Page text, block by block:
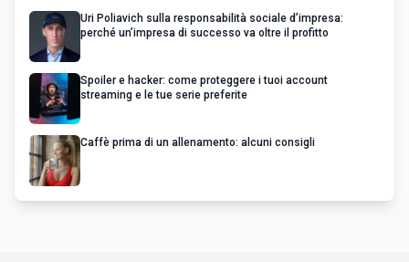
Uri Poliavich sulla responsabilità sociale d’impresa:
perché un’impresa di successo va oltre il profitto
Spoiler e hacker: come proteggere i tuoi account
streaming e le tue serie preferite
Caffè prima di un allenamento: alcuni consigli